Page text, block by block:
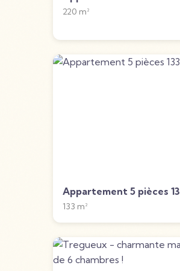
220 m²
Appartement 5 pièces
133 m²